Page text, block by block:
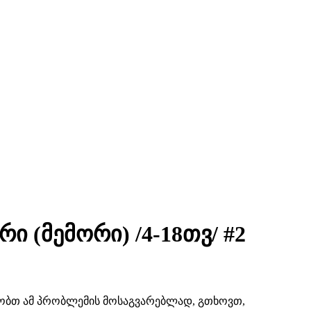
(მემორი) /4-18თვ/ #2
ამ პრობლემის მოსაგვარებლად, გთხოვთ,